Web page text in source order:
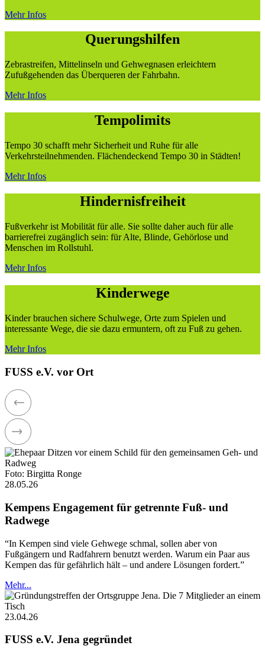
Mehr Infos
Querungshilfen
Zebrastreifen, Mittelinseln und Gehwegnasen erleichtern
Zufußgehenden das Überqueren der Fahrbahn.
Mehr Infos
Tempolimits
Tempo 30 schafft mehr Sicherheit und Ruhe für alle
Verkehrsteilnehmenden. Flächendeckend Tempo 30 in Städten!
Mehr Infos
Hindernisfreiheit
Fußverkehr ist Mobilität für alle. Sie sollte daher auch für alle
barrierefrei zugänglich sein: für Alte, Blinde, Gehörlose und
Menschen im Rollstuhl.
Mehr Infos
Kinderwege
Kinder brauchen sichere Schulwege, Orte zum Spielen und
interessante Wege, die sie dazu ermuntern, oft zu Fuß zu gehen.
Mehr Infos
FUSS e.V. vor Ort
Foto: Birgitta Ronge
28.05.26
Kempens Engagement für getrennte Fuß- und
Radwege
“In Kempen sind viele Gehwege schmal, sollen aber von
Fußgängern und Radfahrern benutzt werden. Warum ein Paar aus
Kempen das für gefährlich hält – und andere Lösungen fordert.”
Mehr...
23.04.26
FUSS e.V. Jena gegründet